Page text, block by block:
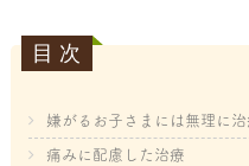
嫌がるお子さまには無理に治
痛みに配慮した治療